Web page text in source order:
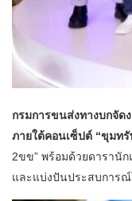
กรมการขนส่งทางบกจัด
ภายใต้คอนเซ็ปต์ “ขุมท
2ขข” พร้อมด้วยดารานั
และแบ่งปันประสบการณ์